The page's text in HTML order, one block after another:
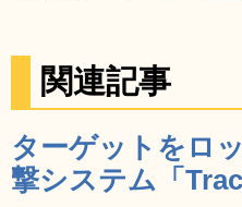
関連記事
ターゲットをロ
撃システム「